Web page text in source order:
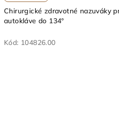
Chirurgické zdravotné nazuváky
autokláve do 134°
Kód: 104826.00